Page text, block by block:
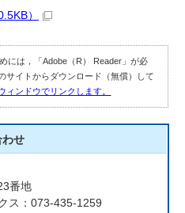
）
には，「Adobe（R） Reader」が必
サイトからダウンロード（無償）して
ィンドウでリンクします。
わせ
番地
ス：073-435-1259